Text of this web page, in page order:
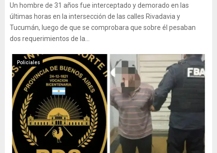
Un hombre de 31 años fue interceptado y demorado en las
últimas horas en la intersección de las calles Rivadavia y
Tucumán, luego de que se comprobara que sobre él pesaban
dos requerimientos de la...
Policiales